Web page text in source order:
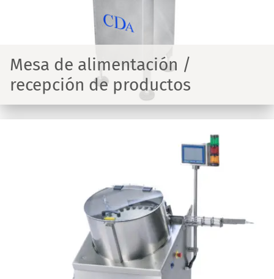
Mesa de alimentación /
recepción de productos